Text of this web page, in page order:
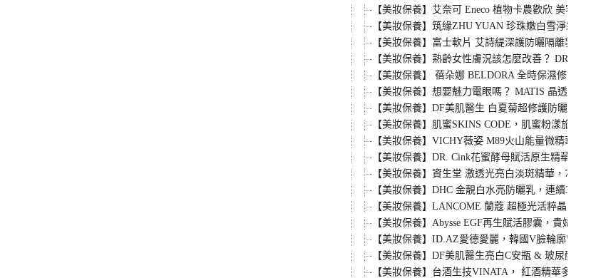
【美妝保養】艾奈可 Eneco 植物卡農歡欣 美容油
【美妝保養】筑緣ZHU YUAN 珍珠嫩白雪淨霜&
【美妝保養】富士軟片 艾詩緹深護防曬隔離乳，
【美妝保養】熟齡女性膚況該怎麼改善？ DR.cink
【美妝保養】 蓓朵娜 BELDORA 全時保濕修護凝
【美妝保養】想要魅力電眼嗎？ MATIS 晶透美眼
【美妝保養】DF美肌醫生 白夏菊超修護防曬乳
【美妝保養】肌蜜SKINS CODE，肌蜜粉漾旅行
【美妝保養】VICHY薇姿 M89火山能量微精華，
【美妝保養】DR. Cink花蜜酵母賦活原生精華露
【美妝保養】資生堂 激透光亮白淡斑精華，7日亮
【美妝保養】DHC 金靚白水亮防曬乳，連續3年
【美妝保養】LANCOME 蘭蔻 超極光活粹晶露，
【美妝保養】Abysse EGF再生賦活膠囊，貴婦奢
【美妝保養】ID.AZ愛德愛麗，韓國V臉輪廓管理
【美妝保養】DF美肌醫生亮白C安瓶 & 玻尿酸動
【美妝保養】台酒生技VINATA， 紅酒精華多重